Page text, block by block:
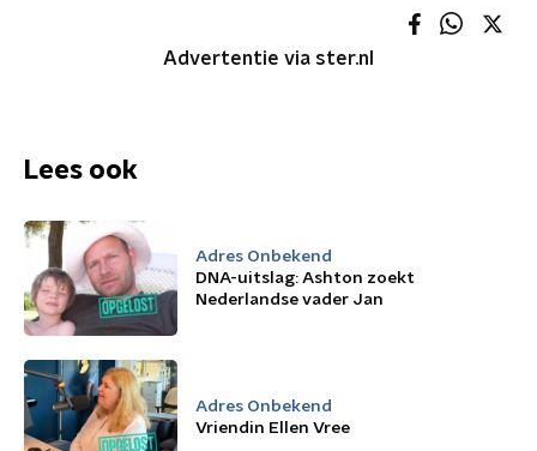
Advertentie via ster.nl
Lees ook
Adres Onbekend
DNA-uitslag: Ashton zoekt
Nederlandse vader Jan
Adres Onbekend
Vriendin Ellen Vree